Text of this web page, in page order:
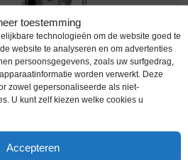
toestemming
technologieën om de website goed te
website te analyseren en om advertenties
persoonsgegevens, zoals uw surfgedrag,
worden verwerkt. Deze
zowel gepersonaliseerde als niet-
U kunt zelf kiezen welke cookies u
Accepteren
/ 2019 / 5 Euro / Unc /
Luchtvaart
€6,45